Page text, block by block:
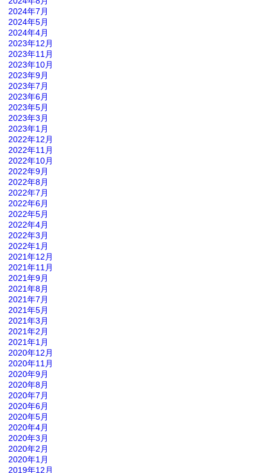
2024年7月
2024年5月
2024年4月
2023年12月
2023年11月
2023年10月
2023年9月
2023年7月
2023年6月
2023年5月
2023年3月
2023年1月
2022年12月
2022年11月
2022年10月
2022年9月
2022年8月
2022年7月
2022年6月
2022年5月
2022年4月
2022年3月
2022年1月
2021年12月
2021年11月
2021年9月
2021年8月
2021年7月
2021年5月
2021年3月
2021年2月
2021年1月
2020年12月
2020年11月
2020年9月
2020年8月
2020年7月
2020年6月
2020年5月
2020年4月
2020年3月
2020年2月
2020年1月
2019年12月